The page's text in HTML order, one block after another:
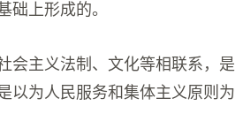
础上形成的。
会主义法制、文化等相联系，是
以为人民服务和集体主义原则为